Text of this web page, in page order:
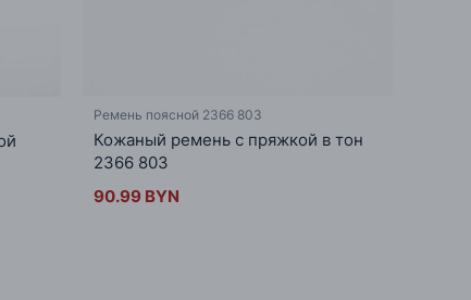
Ремень поясной 2366 803
Кожаный ремень с пряжкой в тон
2366 803
90.99 BYN